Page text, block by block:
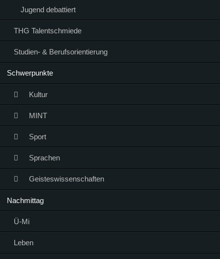
Jugend debattiert
THG Talentschmiede
Studien- & Berufsorientierung
Schwerpunkte
Kultur
MINT
Sport
Sprachen
Geisteswissenschaften
Nachmittag
Ü-Mi
Leben